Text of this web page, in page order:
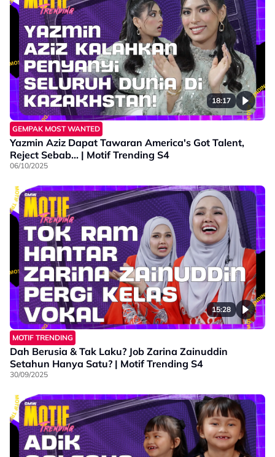
18:17
GEMPAK MOST WANTED
Yazmin Aziz Dapat Tawaran America's Got Talent,
Reject Sebab... | Motif Trending S4
06/10/2025
15:28
MOTIF TRENDING
Dah Berusia & Tak Laku? Job Zarina Zainuddin
Setahun Hanya Satu? | Motif Trending S4
30/09/2025